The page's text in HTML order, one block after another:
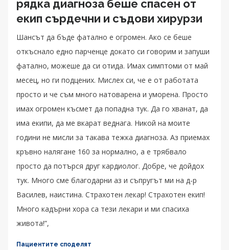
рядка диагноза беше спасен от
екип сърдечни и съдови хирурзи
Шансът да бъде фатално е огромен. Ако се беше
откъснало едно парченце докато си говорим и запуши
фатално, можеше да си отида. Имах симптоми от май
месец, но ги подцених. Мислех си, че е от работата
просто и че съм много натоварена и уморена. Просто
имах огромен късмет да попадна тук. Да го хванат, да
има екипи, да ме вкарат веднага. Никой на моите
години не мисли за такава тежка диагноза. Аз приемах
кръвно налягане 160 за нормално, а е трябвало
просто да потърся друг кардиолог. Добре, че дойдох
тук. Много сме благодарни аз и съпругът ми на д-р
Василев, наистина. Страхотен лекар! Страхотен екип!
Много кадърни хора са тези лекари и ми спасиха
живота!”,
Пациентите споделят